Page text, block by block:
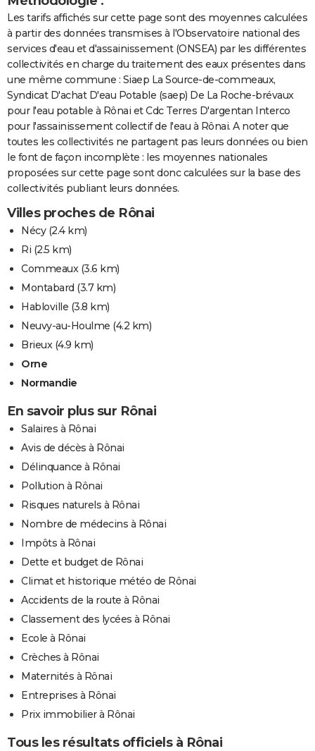
Les tarifs affichés sur cette page sont des moyennes calculées
à partir des données transmises à l'Observatoire national des
services d'eau et d'assainissement (ONSEA) par les différentes
collectivités en charge du traitement des eaux présentes dans
une même commune : Siaep La Source-de-commeaux,
Syndicat D'achat D'eau Potable (saep) De La Roche-brévaux
pour l'eau potable à Rônai et Cdc Terres D'argentan Interco
pour l'assainissement collectif de l'eau à Rônai. A noter que
toutes les collectivités ne partagent pas leurs données ou bien
le font de façon incomplète : les moyennes nationales
proposées sur cette page sont donc calculées sur la base des
collectivités publiant leurs données.
Villes proches de Rônai
Nécy(2.4 km)
Ri (2.5 km)
Commeaux(3.6 km)
Montabard (3.7 km)
Habloville (3.8 km)
Neuvy-au-Houlme (4.2 km)
Brieux(4.9 km)
Orne
Normandie
En savoir plus sur Rônai
Salaires à Rônai
Avis de décès à Rônai
Délinquance à Rônai
Pollution à Rônai
Risques naturels à Rônai
Nombre de médecins à Rônai
Impôts à Rônai
Dette et budget de Rônai
Climat et historique météo de Rônai
Accidents de la route à Rônai
Classement des lycées à Rônai
Ecole à Rônai
Crèches à Rônai
Maternités à Rônai
Entreprises à Rônai
Prix immobilier à Rônai
Tous les résultats officiels à Rônai